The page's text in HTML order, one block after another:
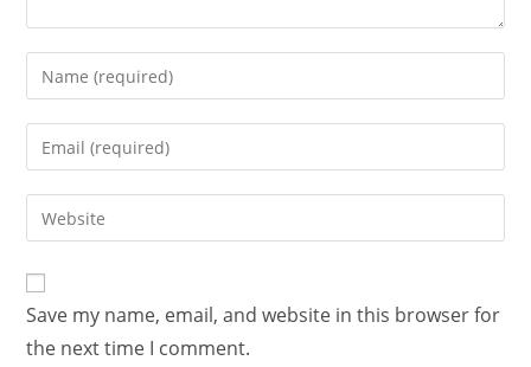
Save my name, email, and website in this browser for
the next time I comment.